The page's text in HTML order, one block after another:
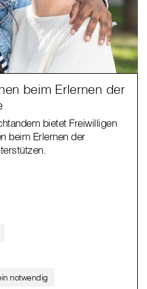
beim Erlernen der
bietet Freiwilligen
beim Erlernen der
notwendig